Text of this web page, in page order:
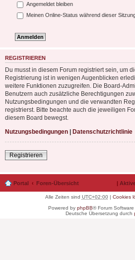
Angemeldet bleiben
Meinen Online-Status während dieser
REGISTRIEREN
Du musst in diesem Forum registriert sein, um
Registrierung ist in wenigen Augenblicken
weitere Funktionen zuzugreifen. Die Board-
Benutzern auch zusätzliche Berechtigungen
Nutzungsbedingungen und die verwandten
registrierst. Bitte beachte auch die jeweiligen
diesem Board bewegst.
Nutzungsbedingungen | Datenschutzrichtlinie
Registrieren
Portal Foren-Übersicht |
Alle Zeiten sind UTC+02:00| Cookies
Powered by phpBB® Forum
Deutsche Übersetzung durch